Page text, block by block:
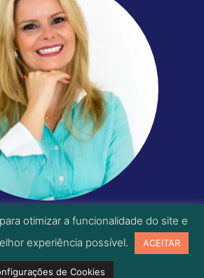
© Copyright ProPAT
otimizar a funcionalidade do site e
experiência possível.
ACEITAR
de Cookies